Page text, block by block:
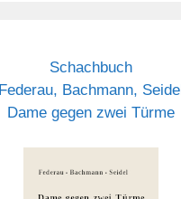
Schachbuch
Federau, Bachmann, Seidel
Dame gegen zwei Türme